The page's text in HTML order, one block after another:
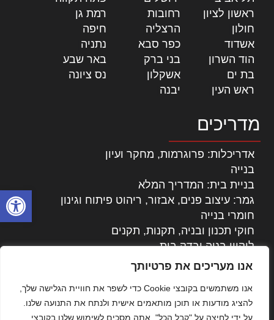
פתח
אנו מעריכים את פרטיותך
אנו משתמשים בקובצי Cookie כדי לשפר את חוויית הגלישה שלך,
להציג מודעות או תוכן מותאמים אישית ולנתח את התנועה שלנו.
על ידי לחיצה על "קבל הכל", אתה מסכים לשימוש שלנו בקובצי
ראשון לציון
רחובות רמת גן
חולון
הרצליה חיפה
אשדוד
כפר סבא נתניה
הוד השרון
בני ברק באר שבע
בת ים
אשקלון נס ציונה
ראש העין
יבנה
מדריכים
אדריכלות: פרוגרמות, מחקר ועיון
בנייה
בניית בית: המדריך המלא
גמר: עיצוב פנים, אבזור, ריהוט פיתוח וגינון
חומרי בנייה
חוקי תכנון ובניה, תקנות, תקנים
ליקויי בניה ובדק בית
נדל"ן: זכויות, אגרות ועסקאות
עקרונות ניהול אחזקה מתקדמות
צילום אדריכלי